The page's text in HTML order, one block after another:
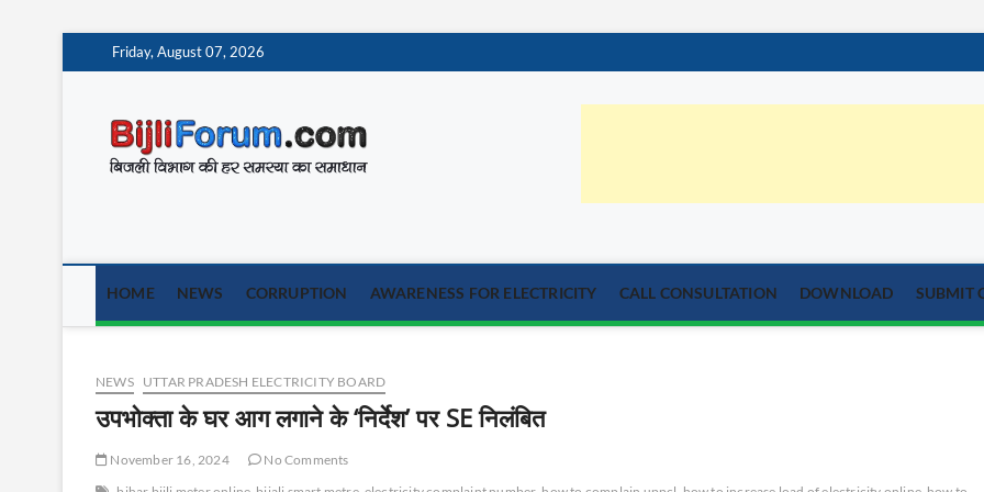
to
Friday, August 07, 2026
HOME NEWS CORRUPTION AWARENESS FOR ELECTRICITY CALL CONSULTATION DOWNLOAD SUBMIT
NEWS UTTAR PRADESH ELECTRICITY BOARD
उपभोक्ता के घर आग लगाने के ‘निर्देश’ पर SE निलंबित
November 16, 2024
No Comments